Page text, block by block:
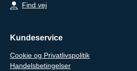
Find vej
Kundeservice
Cookie og Privatlivspolitik
Handelsbetingelser